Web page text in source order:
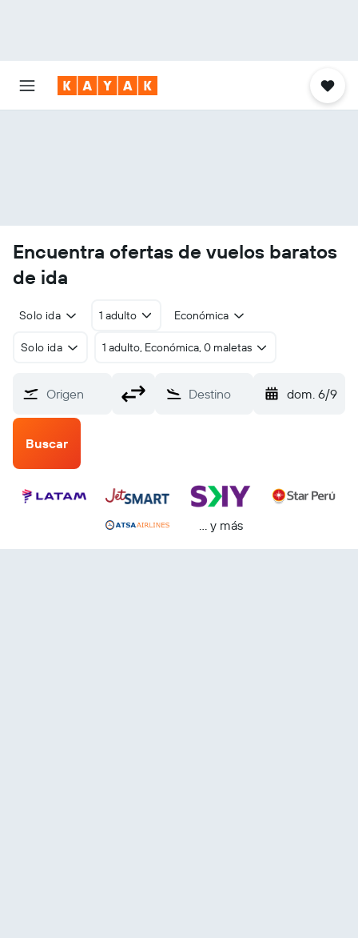
Encuentra ofertas de vuelos baratos
de ida
Solo ida 1 adulto Económica
Solo ida 1 adulto, Económica, 0 maletas
Origen Destino dom. 6/9
Buscar
… y más